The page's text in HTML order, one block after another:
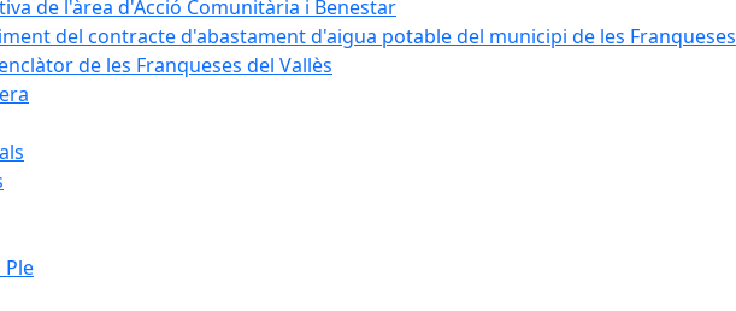
de l'àrea d'Acció Comunitària i Benestar
del contracte d'abastament d'aigua potable del municipi de les Franqueses
de les Franqueses del Vallès